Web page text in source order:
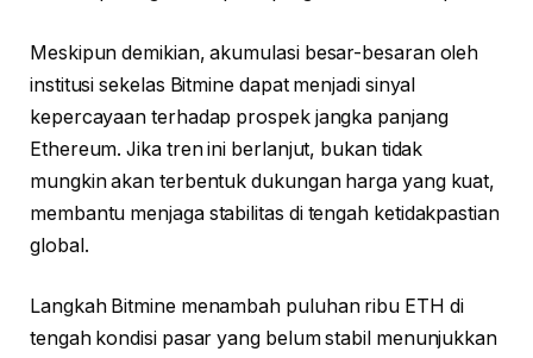
Meskipun demikian, akumulasi besar-besaran oleh
institusi sekelas Bitmine dapat menjadi sinyal
kepercayaan terhadap prospek jangka panjang
Ethereum. Jika tren ini berlanjut, bukan tidak
mungkin akan terbentuk dukungan harga yang kuat,
membantu menjaga stabilitas di tengah ketidakpastian
global.
Langkah Bitmine menambah puluhan ribu ETH di
tengah kondisi pasar yang belum stabil menunjukkan